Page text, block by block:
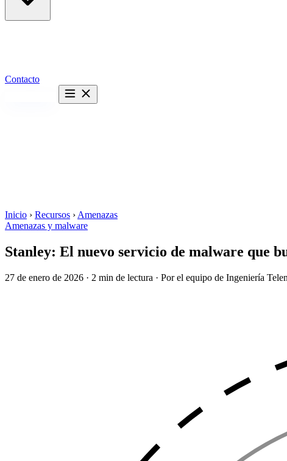
Contacto
Inicio › Recursos › Amenazas
Amenazas y malware
Stanley: El nuevo servicio de malware que
27 de enero de 2026 · 2 min de lectura · Por el equipo de Ingeniería